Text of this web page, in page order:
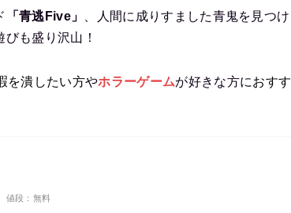
「青逃Five」
、人間に成りすました青鬼を見つけ
も盛り沢山！
を潰したい方やホラーゲームが好きな方におすす
値段：無料